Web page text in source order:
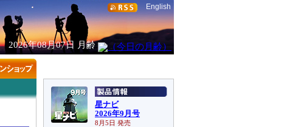
English
2026年08月07日 月齢
星ナビ
2026年9月号
8月5日 発売